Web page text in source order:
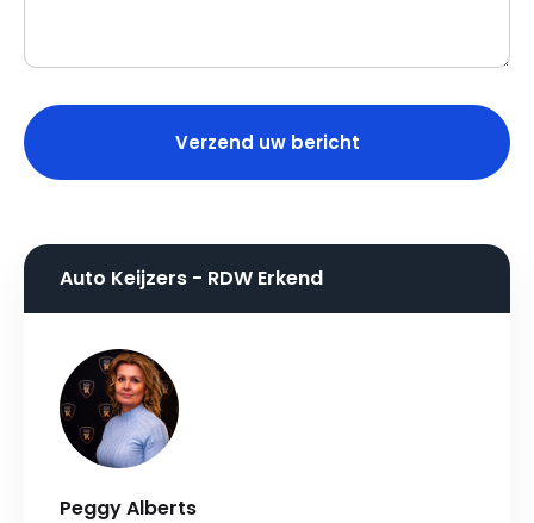
Auto Keijzers - RDW Erkend
Peggy Alberts